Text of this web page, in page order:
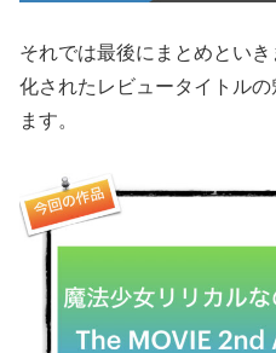
それでは最後にまとめとい
化されたレビュータイトル
ます。